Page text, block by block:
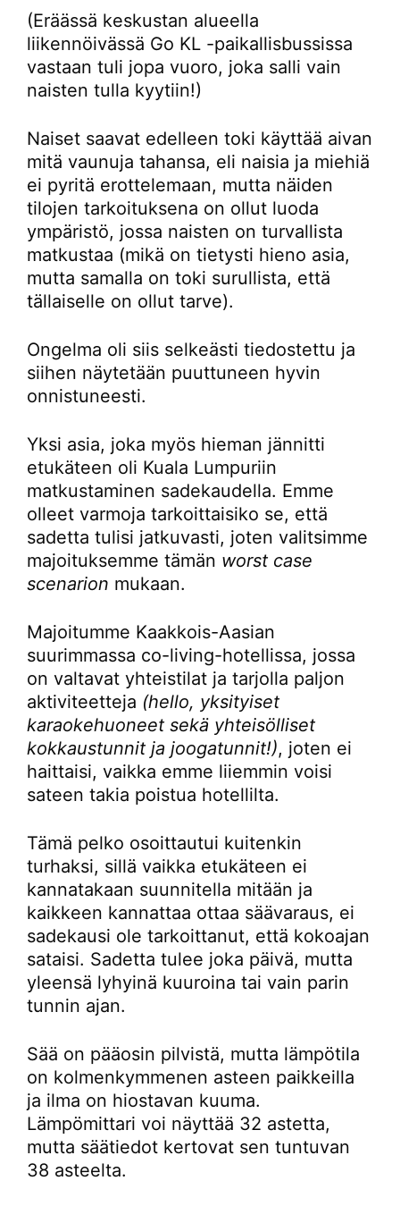
(Eräässä keskustan alueella
liikennöivässä Go KL -paikallisbussissa
vastaan tuli jopa vuoro, joka salli vain
naisten tulla kyytiin!)
Naiset saavat edelleen toki käyttää aivan
mitä vaunuja tahansa, eli naisia ja miehiä
ei pyritä erottelemaan, mutta näiden
tilojen tarkoituksena on ollut luoda
ympäristö, jossa naisten on turvallista
matkustaa (mikä on tietysti hieno asia,
mutta samalla on toki surullista, että
tällaiselle on ollut tarve).
Ongelma oli siis selkeästi tiedostettu ja
siihen näytetään puuttuneen hyvin
onnistuneesti.
Yksi asia, joka myös hieman jännitti
etukäteen oli Kuala Lumpuriin
matkustaminen sadekaudella. Emme
olleet varmoja tarkoittaisiko se, että
sadetta tulisi jatkuvasti, joten valitsimme
majoituksemme tämän worst case
scenarion mukaan.
Majoitumme Kaakkois-Aasian
suurimmassa co-living-hotellissa, jossa
on valtavat yhteistilat ja tarjolla paljon
aktiviteetteja (hello, yksityiset
karaokehuoneet sekä yhteisölliset
kokkaustunnit ja joogatunnit!), joten ei
haittaisi, vaikka emme liiemmin voisi
sateen takia poistua hotellilta.
Tämä pelko osoittautui kuitenkin
turhaksi, sillä vaikka etukäteen ei
kannatakaan suunnitella mitään ja
kaikkeen kannattaa ottaa säävaraus, ei
sadekausi ole tarkoittanut, että kokoajan
sataisi. Sadetta tulee joka päivä, mutta
yleensä lyhyinä kuuroina tai vain parin
tunnin ajan.
Sää on pääosin pilvistä, mutta lämpötila
on kolmenkymmenen asteen paikkeilla
ja ilma on hiostavan kuuma.
Lämpömittari voi näyttää 32 astetta,
mutta säätiedot kertovat sen tuntuvan
38 asteelta.